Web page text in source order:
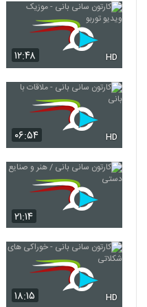
۱۲:۴۸ HD
۰۶:۵۴ HD
۲۱:۱۴
۱۸:۱۵ HD